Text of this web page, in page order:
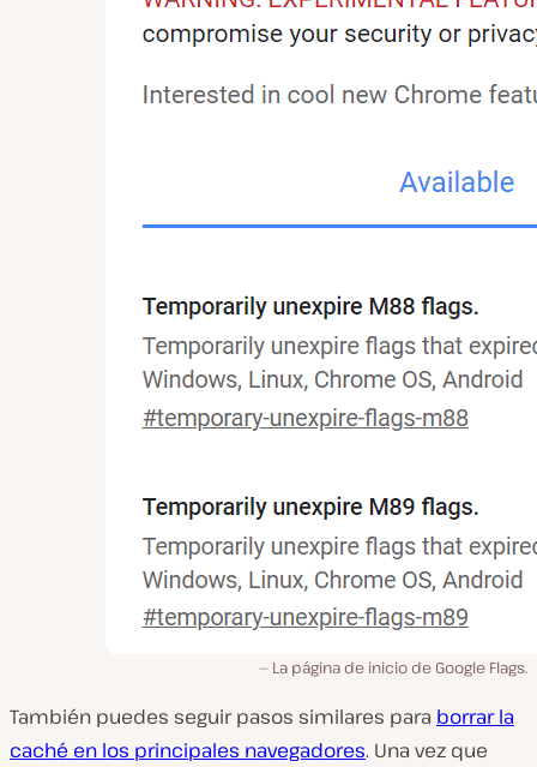
La página de inicio de Google Flags.
También puedes seguir pasos similares para borrar la
caché en los principales navegadores. Una vez que